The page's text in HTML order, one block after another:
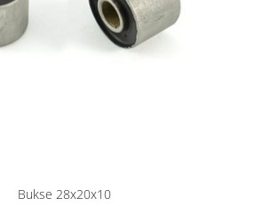
Bukse 28x20x10